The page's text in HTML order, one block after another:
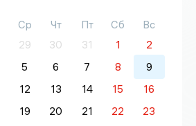
Ср Чт Пт Сб
Вс
29 30 31 1
2
5 6 7 8
9
12 13 14 15
16
19 20 21 22
23